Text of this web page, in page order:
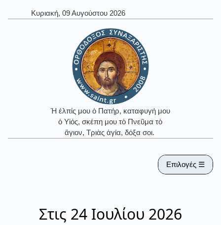
Κυριακή, 09 Αυγούστου 2026
Ἡ ἐλπίς μου ὁ Πατήρ, καταφυγή μου
ὁ Υἱός, σκέπη μου τὸ Πνεῦμα τὸ
ἅγιον, Τριὰς ἁγία, δόξα σοι.
Επιλογές ☰
Στις 24 Ιουλίου 2026